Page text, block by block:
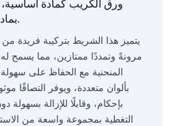
ورق الكريب كمادة
بمادة لاصقة حساسة للضغط.
يتميز هذا الشريط بتركيبة فريدة
مرونةً وتمددًا ممتازين، مما يسمح
المنحنية مع الحفاظ على
بألوان متعددة، ويوفر التصاقًا
بإحكام، وقابلًا للإزالة
التغطية بمجموعة واسعة من